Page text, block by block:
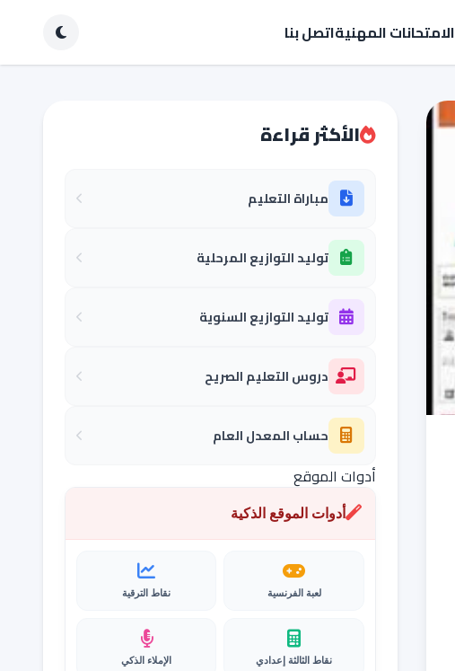
الامتحانات المهنيةاتصل بنا
الأكثر قراءة
مباراة التعليم
توليد التوازيع المرحلية
توليد التوازيع السنوية
دروس التعليم الصريح
حساب المعدل العام
أدوات الموقع
أدوات الموقع الذكية
لعبة الفرنسية نقاط الترقية
نقاط الثالثة إعدادي الإملاء الذكي